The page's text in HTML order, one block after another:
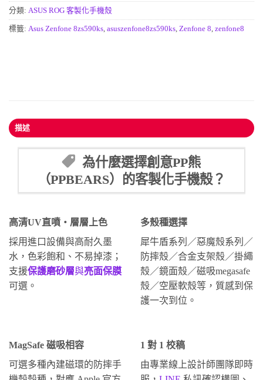
分類: ASUS ROG 客製化手機殼
標籤: Asus Zenfone 8zs590ks asuszenfone8zs590ks Zenfone 8 zenfone8
描述
為什麼選擇創意PP熊
（PPBEARS）的客製化手機殼？
高清UV直噴・層層上色
採用進口設備與高耐久墨
水，色彩飽和、不易掉漆；
支援保護磨砂層與亮面保膜
可選。
多殼種選擇
犀牛盾系列／惡魔殼系列／
防摔殼／合金支架殼／掛繩
殼／鏡面殼／磁吸megasafe
殼／空壓軟殼等，質感到保
護一次到位。
MagSafe 磁吸相容
可選多種內建磁環的防摔手
1 對 1 校稿
由專業線上設計師團隊即時